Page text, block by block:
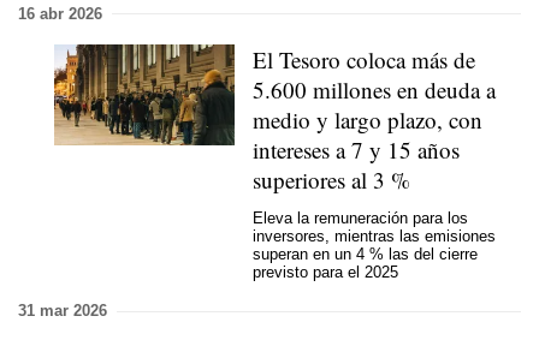
16 abr 2026
El Tesoro coloca más de
5.600 millones en deuda a
medio y largo plazo, con
intereses a 7 y 15 años
superiores al 3 %
Eleva la remuneración para los
inversores, mientras las emisiones
superan en un 4 % las del cierre
previsto para el 2025
31 mar 2026